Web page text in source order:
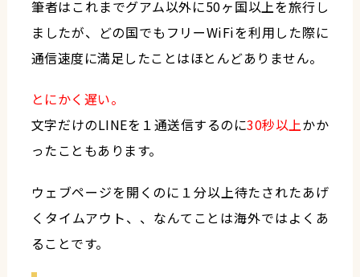
筆者はこれまでグアム以外に50ヶ国以上を旅行し
ましたが、どの国でもフリーWiFiを利用した際に
通信速度に満足したことはほとんどありません。
とにかく遅い。
文字だけのLINEを１通送信するのに30秒以上かか
ったこともあります。
ウェブページを開くのに１分以上待たされたあげ
くタイムアウト、、なんてことは海外ではよくあ
ることです。